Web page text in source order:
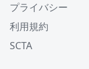
プライバシー
利用規約
SCTA